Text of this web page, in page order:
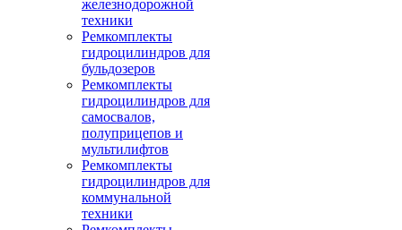
железнодорожной
техники
Ремкомплекты
гидроцилиндров для
бульдозеров
Ремкомплекты
гидроцилиндров для
самосвалов,
полуприцепов и
мультилифтов
Ремкомплекты
гидроцилиндров для
коммунальной
техники